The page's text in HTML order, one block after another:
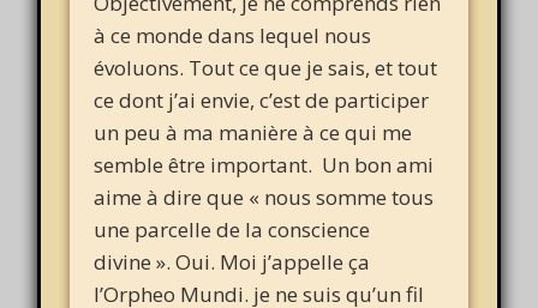
à ce monde dans lequel nous
évoluons. Tout ce que je sais, et tout
ce dont j’ai envie, c’est de participer
un peu à ma manière à ce qui me
semble être important. Un bon ami
aime à dire que « nous somme tous
une parcelle de la conscience
divine ». Oui. Moi j’appelle ça
l’Orpheo Mundi. je ne suis qu’un fil